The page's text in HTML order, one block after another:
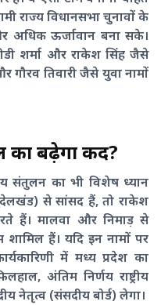
राज्य विधानसभा चुनावों के
अधिक ऊर्जावान बना सके।
शर्मा और राकेश सिंह जैसे
गौरव तिवारी जैसे युवा नामों
बढ़ेगा कद?
संतुलन का भी विशेष ध्यान
से सांसद हैं, तो राकेश
हैं। मालवा और निमाड़ से
शामिल हैं। यदि इन नामों पर
में मध्य प्रदेश का
अंतिम निर्णय राष्ट्रीय
नेतृत्व (संसदीय बोर्ड) लेगा।